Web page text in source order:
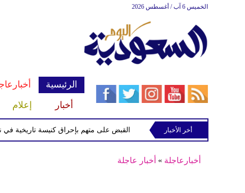
الخميس 6 آب / أغسطس 2026
الرئيسية
أخبار
إعلام
القبض على متهم بإحراق كنيسة تاريخية في جنوب لبنانأخر الأخبار
أخبارعاجلة » أخبار عاجلة